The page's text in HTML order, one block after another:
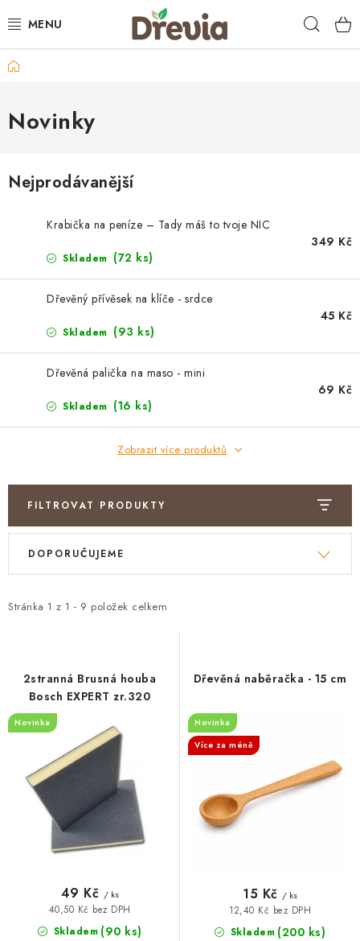
na
SVATBA 💍
DÁRKY
KUCHYŇSKÉ POTŘEBY
PŘÍLEŽITOSTI
NOVINKY
Domů
Novinky
Nejprodávanější
Krabička na peníze – Tady máš to tvoje NIC
Skladem (72 ks)
349 Kč
Dřevěný přívěsek na klíče - srdce
Skladem (93 ks)
45 Kč
Dřevěná palička na maso - mini
Skladem (16 ks)
69 Kč
Zobrazit více produktů
FILTROVAT PRODUKTY
V
i
d
Stránka 1 z 1 - 9 položek celkem
Ř
e
o
DOPORUČUJEME
2stranná Brusná houba
Bosch EXPERT zr.320
Novinka
Skladem (90 ks)
40,50 Kč bez DPH
49 Kč / ks
Dřevěná naběračka - 15 cm
Novinka
Více za méně
Skladem (200 ks)
12,40 Kč bez DPH
15 Kč / ks